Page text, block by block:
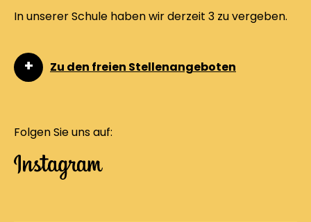
In unserer Schule haben wir derzeit 3 zu vergeben.
Zu den freien Stellenangeboten
Folgen Sie uns auf: